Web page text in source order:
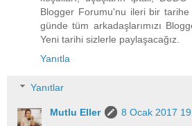
Blogger Forumu'nu ileri bir
günde tüm arkadaşlarımızı
Yeni tarihi sizlerle paylaşacağız.
Yanıtla
Yanıtlar
Mutlu Eller
8 Ocak 2017